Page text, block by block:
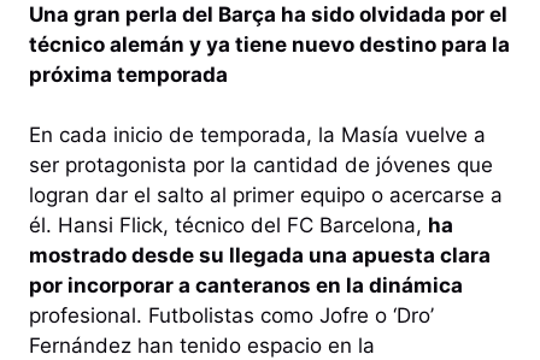
Una gran perla del Barça ha sido olvidada por el
técnico alemán y ya tiene nuevo destino para la
próxima temporada
En cada inicio de temporada, la Masía vuelve a
ser protagonista por la cantidad de jóvenes que
logran dar el salto al primer equipo o acercarse a
él. Hansi Flick, técnico del FC Barcelona, ha
mostrado desde su llegada una apuesta clara
por incorporar a canteranos en la dinámica
profesional. Futbolistas como Jofre o ‘Dro’
Fernández han tenido espacio en la